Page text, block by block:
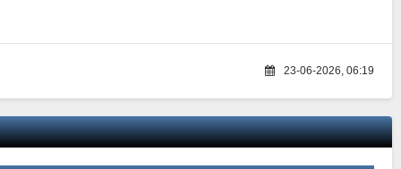
23-06-2026, 06:19